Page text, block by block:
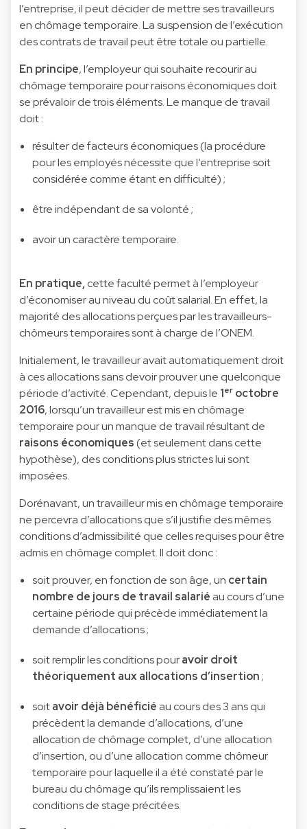
l’entreprise, il peut décider de mettre ses travailleurs
en chômage temporaire. La suspension de l’exécution
des contrats de travail peut être totale ou partielle.
En principe, l’employeur qui souhaite recourir au
chômage temporaire pour raisons économiques doit
se prévaloir de trois éléments. Le manque de travail
doit :
résulter de facteurs économiques (la procédure
pour les employés nécessite que l’entreprise soit
considérée comme étant en difficulté) ;
être indépendant de sa volonté ;
avoir un caractère temporaire.
En pratique, cette faculté permet à l’employeur
d’économiser au niveau du coût salarial. En effet, la
majorité des allocations perçues par les travailleurs-
chômeurs temporaires sont à charge de l’ONEM.
Initialement, le travailleur avait automatiquement droit
à ces allocations sans devoir prouver une quelconque
période d’activité. Cependant, depuis le 1er octobre
2016, lorsqu’un travailleur est mis en chômage
temporaire pour un manque de travail résultant de
raisons économiques(et seulement dans cette
hypothèse), des conditions plus strictes lui sont
imposées.
Dorénavant, un travailleur mis en chômage temporaire
ne percevra d’allocations que s’il justifie des mêmes
conditions d’admissibilité que celles requises pour être
admis en chômage complet. Il doit donc :
soit prouver, en fonction de son âge, un certain
nombre de jours de travail salarié au cours d’une
certaine période qui précède immédiatement la
demande d’allocations ;
soit remplir les conditions pouravoir droit
théoriquement aux allocations d’insertion;
soitavoir déjà bénéficié au cours des 3 ans qui
précèdent la demande d’allocations, d’une
allocation de chômage complet, d’une allocation
d’insertion, ou d’une allocation comme chômeur
temporaire pour laquelle il a été constaté par le
bureau du chômage qu’ils remplissaient les
conditions de stage précitées.